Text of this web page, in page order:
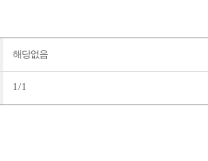
해당없음
1 / 1